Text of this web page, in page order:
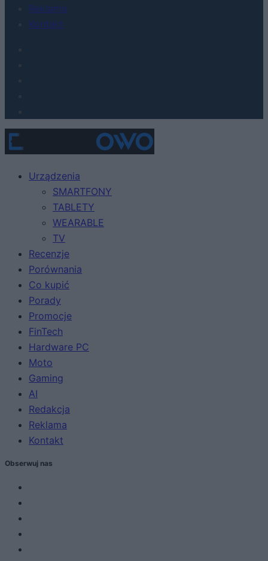
Reklama
Kontakt
Urządzenia
SMARTFONY
TABLETY
WEARABLE
TV
Recenzje
Porównania
Co kupić
Porady
Promocje
FinTech
Hardware PC
Moto
Gaming
AI
Redakcja
Reklama
Kontakt
Obserwuj nas